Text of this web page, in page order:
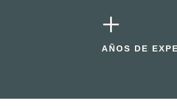
+
AÑOS DE